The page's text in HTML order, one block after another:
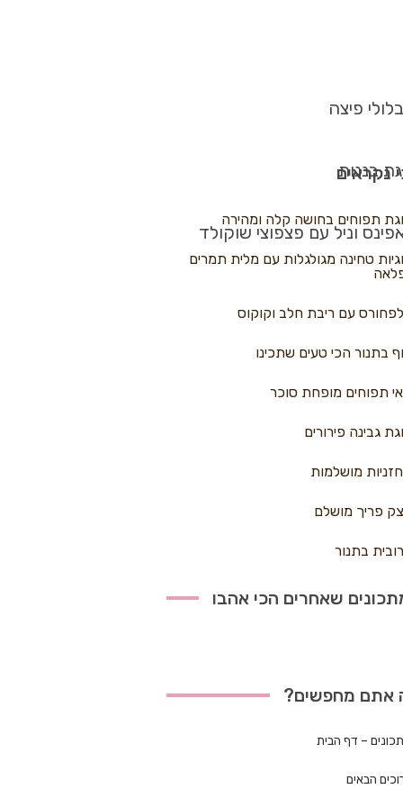
פיצה
בננות
וניל עם פצפוצי שוקולד
נקראים
תפוחים בחושה קלה ומהירה
טחינה מגולגלות עם מלית תמרים
עם ריבת חלב וקוקוס
בתנור הכי טעים שתכינו
תפוחים מופחת סוכר
גבינה פירורים
מושלמות
פריך מושלם
בתנור
שאחרים הכי אהבו
אתם מחפשים?
– דף הבית
הבאים